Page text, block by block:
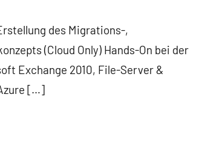
des Migrations-,
(Cloud Only) Hands-On bei der
Exchange 2010, File-Server &
[…]